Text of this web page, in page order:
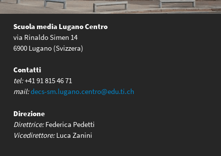
Scuola media Lugano Centro
via Rinaldo Simen 14
6900 Lugano (Svizzera)
Contatti
tel:+41 91 815 46 71
mail:decs-sm.lugano.centro@edu.ti.ch
Direzione
Direttrice:Federica Pedetti
Vicedirettore:Luca Zanini